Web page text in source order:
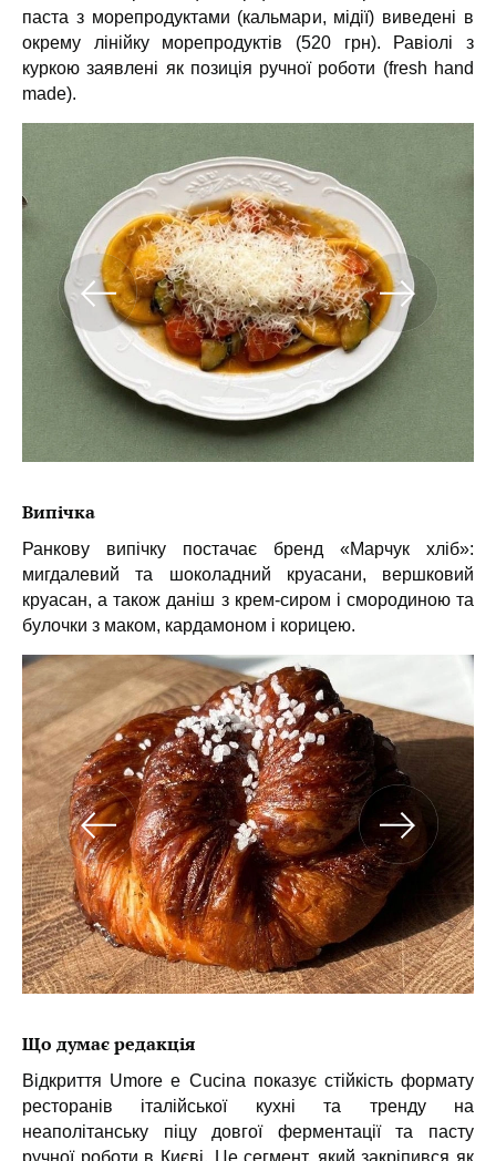
паста з морепродуктами (кальмари, мідії) виведені в
окрему лінійку морепродуктів (520 грн). Равіолі з
куркою заявлені як позиція ручної роботи (fresh hand
made).
Випічка
Ранкову випічку постачає бренд «Марчук хліб»:
мигдалевий та шоколадний круасани, вершковий
круасан, а також даніш з крем-сиром і смородиною та
булочки з маком, кардамоном і корицею.
Що думає редакція
Відкриття Umore e Cucina показує стійкість формату
ресторанів італійської кухні та тренду на
неаполітанську піцу довгої ферментації та пасту
ручної роботи в Києві. Це сегмент, який закріпився як